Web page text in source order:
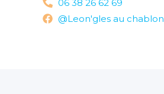
06 38 26 62 69
@Leon'gles au chablon